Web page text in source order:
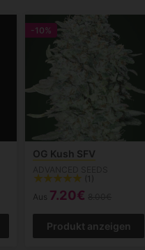
-10%
OG Kush SFV
(1)
Aus 7.20€
Produkt anzeigen